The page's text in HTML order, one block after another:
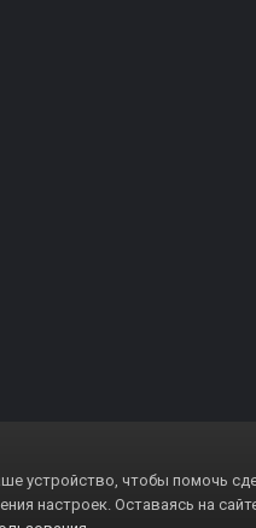
устройство, чтобы помочь
настроек. Оставаясь на